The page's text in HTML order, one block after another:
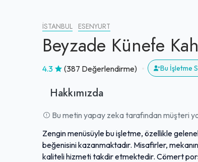
İSTANBUL ESENYURT
Beyzade Künefe
4.3 (387 Değerlendirme) Bu İşletme
Hakkımızda
Bu metin yapay zeka tarafından müşteri
Zengin menüsüyle bu işletme, özellikle
beğenisini kazanmaktadır. Misafirler,
kaliteli hizmeti takdir etmektedir. Cömert